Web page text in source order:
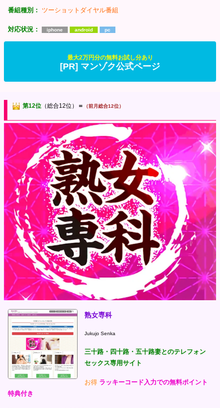
番組種別： ツーショットダイヤル番組
対応状況： iphone android pc
最大2万円分の無料お試し分あり
[PR] マンゾク公式ページ
第12位 （総合12位） ＝ （前月総合12位）
熟女専科
Jukujo Senka
三十路・四十路・五十路妻とのテレフォン
セックス専用サイト
お得 ラッキーコード入力での無料ポイント
特典付き